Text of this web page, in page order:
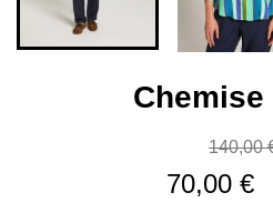
140,00
70,00 €